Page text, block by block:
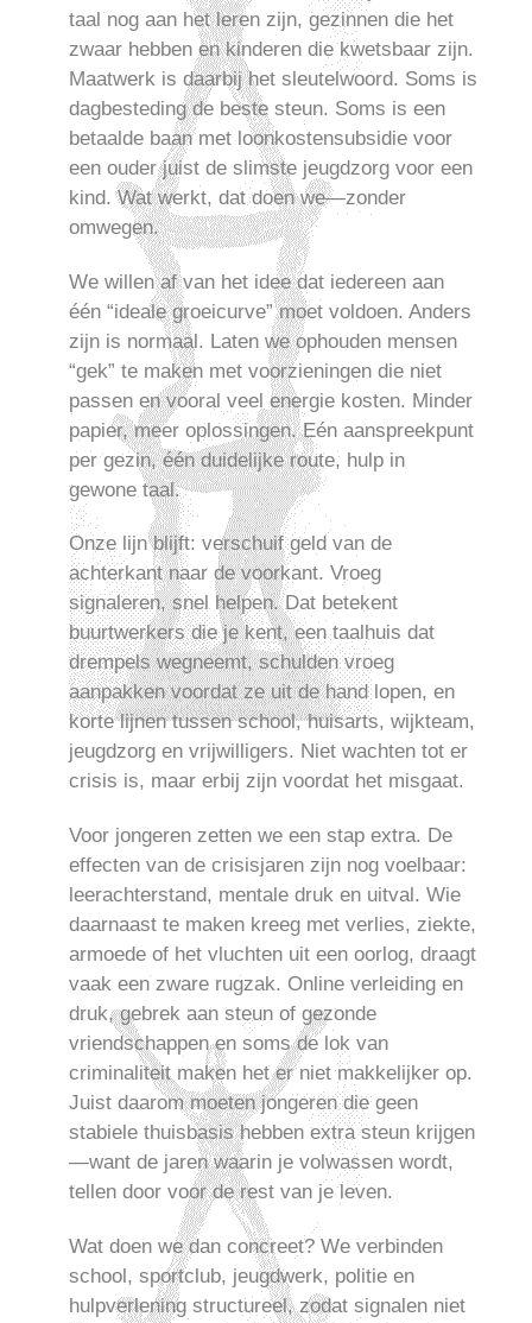
taal nog aan het leren zijn, gezinnen die het
zwaar hebben en kinderen die kwetsbaar zijn.
Maatwerk is daarbij het sleutelwoord. Soms is
dagbesteding de beste steun. Soms is een
betaalde baan met loonkostensubsidie voor
een ouder juist de slimste jeugdzorg voor een
kind. Wat werkt, dat doen we—zonder
omwegen.
We willen af van het idee dat iedereen aan
één “ideale groeicurve” moet voldoen. Anders
zijn is normaal. Laten we ophouden mensen
“gek” te maken met voorzieningen die niet
passen en vooral veel energie kosten. Minder
papier, meer oplossingen. Eén aanspreekpunt
per gezin, één duidelijke route, hulp in
gewone taal.
Onze lijn blijft: verschuif geld van de
achterkant naar de voorkant. Vroeg
signaleren, snel helpen. Dat betekent
buurtwerkers die je kent, een taalhuis dat
drempels wegneemt, schulden vroeg
aanpakken voordat ze uit de hand lopen, en
korte lijnen tussen school, huisarts, wijkteam,
jeugdzorg en vrijwilligers. Niet wachten tot er
crisis is, maar erbij zijn voordat het misgaat.
Voor jongeren zetten we een stap extra. De
effecten van de crisisjaren zijn nog voelbaar:
leerachterstand, mentale druk en uitval. Wie
daarnaast te maken kreeg met verlies, ziekte,
armoede of het vluchten uit een oorlog, draagt
vaak een zware rugzak. Online verleiding en
druk, gebrek aan steun of gezonde
vriendschappen en soms de lok van
criminaliteit maken het er niet makkelijker op.
Juist daarom moeten jongeren die geen
stabiele thuisbasis hebben extra steun krijgen
—want de jaren waarin je volwassen wordt,
tellen door voor de rest van je leven.
Wat doen we dan concreet? We verbinden
school, sportclub, jeugdwerk, politie en
hulpverlening structureel, zodat signalen niet